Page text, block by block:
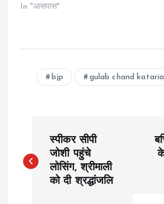
In "आसपास"
bjp gulab chand kataria
o
स्पीकर सीपी
जोशी पहुंचे
लोसिंग, श्रीमाली
को दी श्रद्धांजलि